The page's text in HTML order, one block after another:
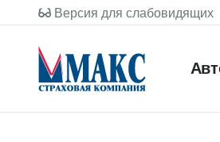
Версия для слабовидящих